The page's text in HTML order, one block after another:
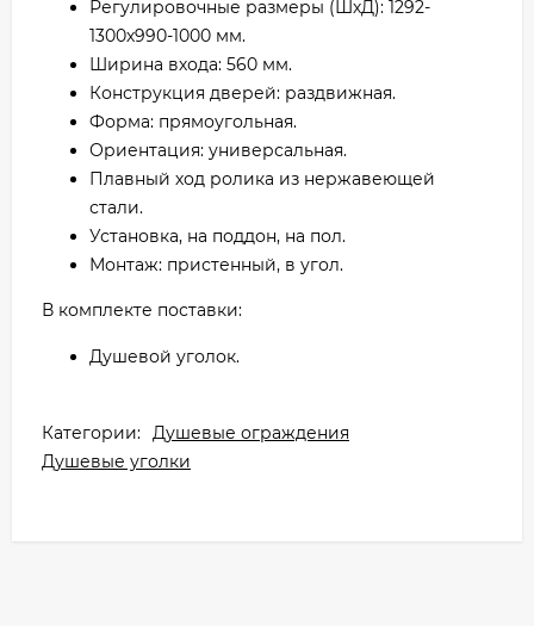
Регулировочные размеры (ШхД): 1292-
1300х990-1000 мм.
Ширина входа: 560 мм.
Конструкция дверей: раздвижная.
Форма: прямоугольная.
Ориентация: универсальная.
Плавный ход ролика из нержавеющей
стали.
Установка, на поддон, на пол.
Монтаж: пристенный, в угол.
В комплекте поставки:
Душевой уголок.
Категории: Душевые ограждения
Душевые уголки